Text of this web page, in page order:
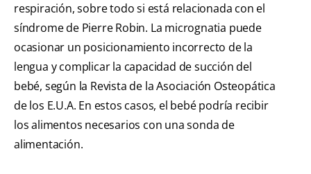
respiración, sobre todo si está relacionada con el
síndrome de Pierre Robin. La micrognatia puede
ocasionar un posicionamiento incorrecto de la
lengua y complicar la capacidad de succión del
bebé, según la Revista de la Asociación Osteopática
de los E.U.A. En estos casos, el bebé podría recibir
los alimentos necesarios con una sonda de
alimentación.